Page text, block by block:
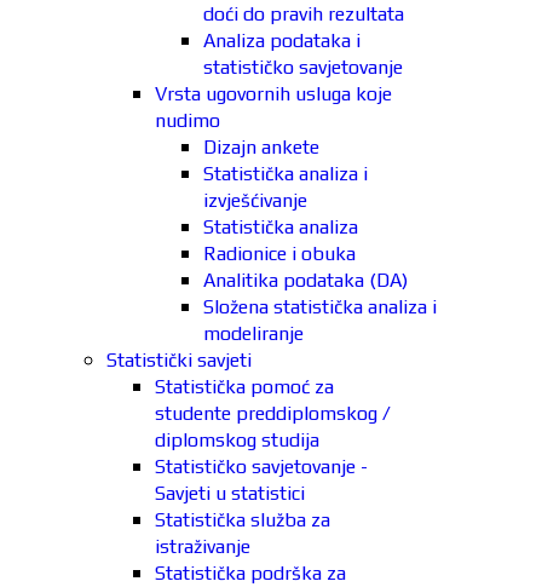
doći do pravih rezultata
Analiza podataka i
statističko savjetovanje
Vrsta ugovornih usluga koje
nudimo
Dizajn ankete
Statistička analiza i
izvješćivanje
Statistička analiza
Radionice i obuka
Analitika podataka (DA)
Složena statistička analiza i
modeliranje
Statistički savjeti
Statistička pomoć za
studente preddiplomskog /
diplomskog studija
Statističko savjetovanje -
Savjeti u statistici
Statistička služba za
istraživanje
Statistička podrška za